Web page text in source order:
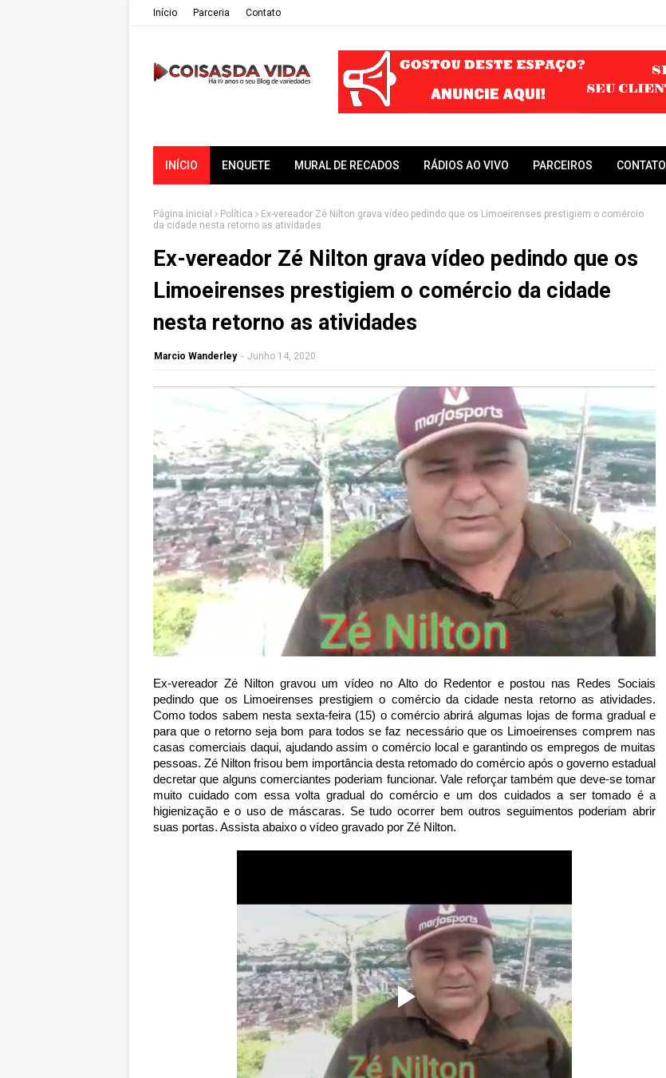
Iní­cio Parceria Contato
INÍCIO ENQUETE MURAL DE RECADOS RÁDIOS AO VIVO PARCEIROS CONTATO
Página inicial Política
Ex-vereador Zé Nilton grava vídeo pedindo que os Limoeirenses prestigiem o comércio
da cidade nesta retorno as atividades
Ex-vereador Zé Nilton grava vídeo pedindo que os
Limoeirenses prestigiem o comércio da cidade
nesta retorno as atividades
Marcio Wanderley - Junho 14, 2020
Ex-vereador Zé Nilton gravou um vídeo no Alto do Redentor e postou nas Redes Sociais
pedindo que os Limoeirenses prestigiem o comércio da cidade nesta retorno as atividades.
Como todos sabem nesta sexta-feira (15) o comércio abrirá algumas lojas de forma gradual e
para que o retorno seja bom para todos se faz necessário que os Limoeirenses comprem nas
casas comerciais daqui, ajudando assim o comércio local e garantindo os empregos de muitas
pessoas. Zé Nilton frisou bem importância desta retomado do comércio após o governo estadual
decretar que alguns comerciantes poderiam funcionar. Vale reforçar também que deve-se tomar
muito cuidado com essa volta gradual do comércio e um dos cuidados a ser tomado é a
higienização e o uso de máscaras. Se tudo ocorrer bem outros seguimentos poderiam abrir
suas portas. Assista abaixo o vídeo gravado por Zé Nilton.